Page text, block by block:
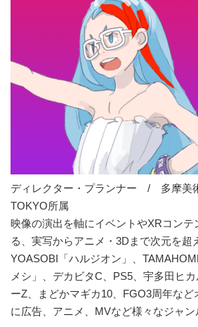
ディレクター・プランナー / 多摩美
TOKYO所属
映像の演出を軸にイベントやXRコンテ
る、実写からアニメ・3Dまで次元を超
YOASOBI「ハルジオン」、
メシ」、デカビタC、PS5、宇多田ヒ
ーZ、まどかマギカ10、FGO3周年な
に広告、アニメ、MVなど様々なジャン